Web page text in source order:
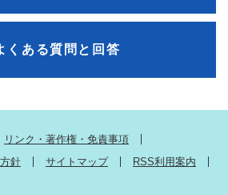
くある質問と回答
リンク・著作権・免責事項
針
サイトマップ
RSS利用案内